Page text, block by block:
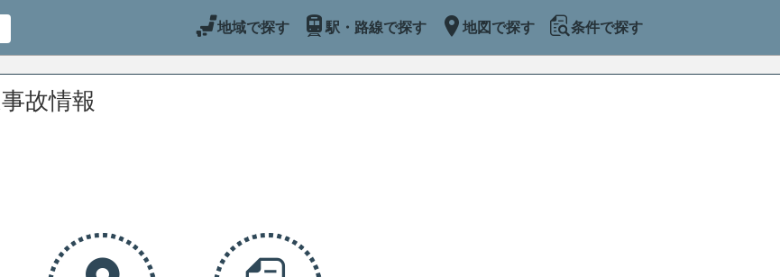
地域で探す 駅・路線で探す 地図で探す 条件で探す
故情報